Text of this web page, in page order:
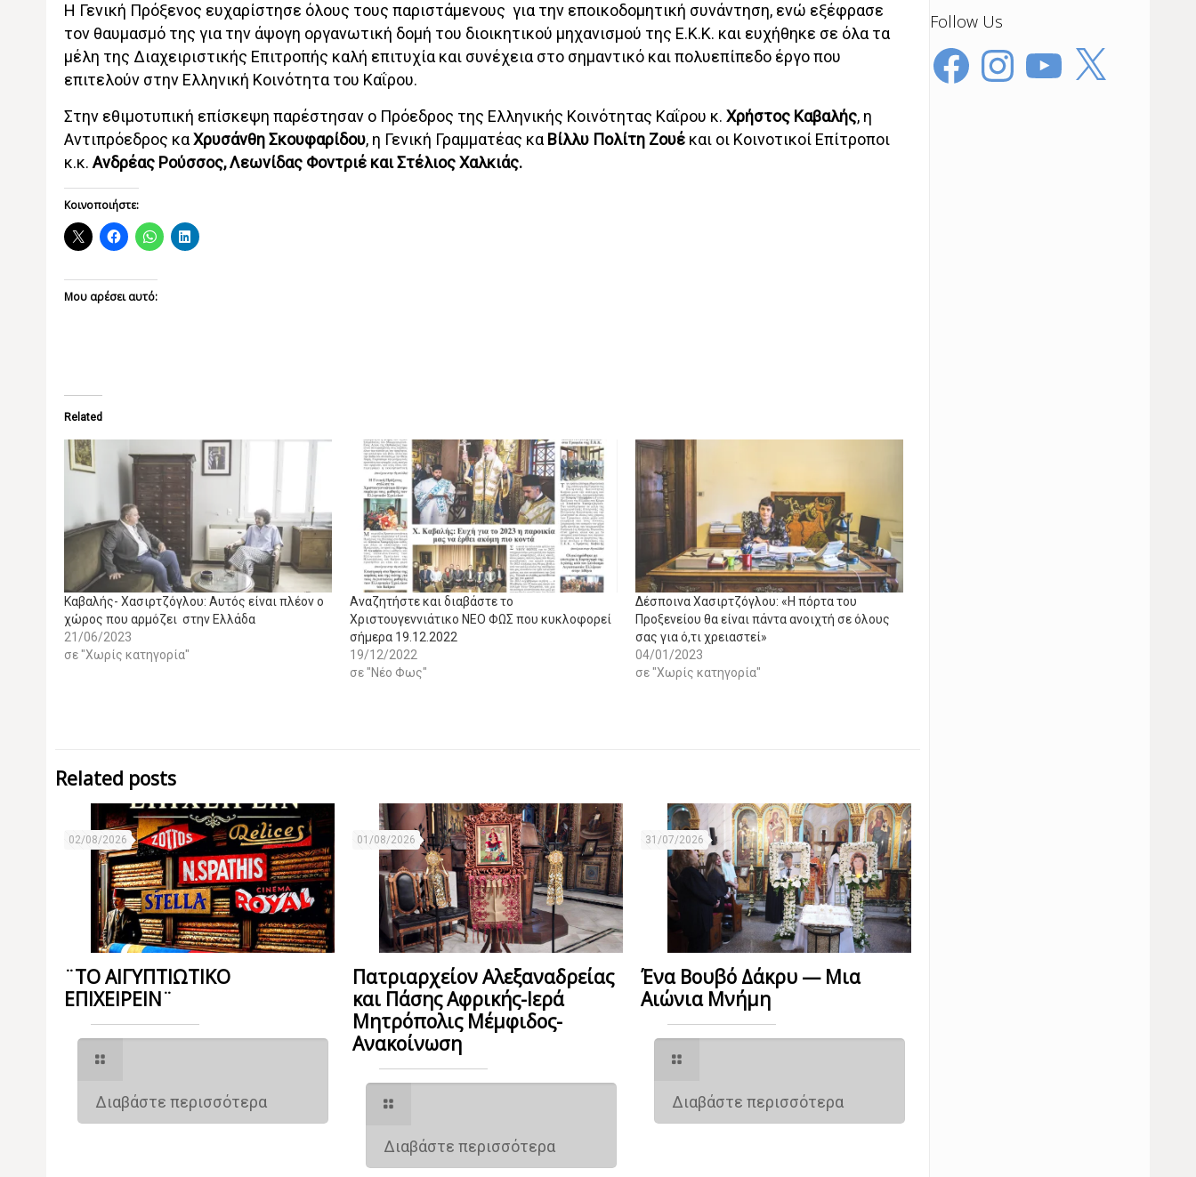
Η Γενική Πρόξενος ευχαρίστησε όλους τους παριστάμενους για την εποικοδομητική συνάντηση, ενώ εξέφρασε
τον θαυμασμό της για την άψογη οργανωτική δομή του διοικητικού μηχανισμού της Ε.Κ.Κ. και ευχήθηκε σε όλα τα
μέλη της Διαχειριστικής Επιτροπής καλή επιτυχία και συνέχεια στο σημαντικό και πολυεπίπεδο έργο που
επιτελούν στην Ελληνική Κοινότητα του Καΐρου.
Στην εθιμοτυπική επίσκεψη παρέστησαν ο Πρόεδρος της Ελληνικής Κοινότητας Καΐρου κ. Χρήστος Καβαλής, η
Αντιπρόεδρος καΧρυσάνθη Σκουφαρίδου, η Γενική Γραμματέας κα Βίλλυ Πολίτη Ζουέκαι οι Κοινοτικοί Επίτροποι
κ.κ. Ανδρέας Ρούσσος, Λεωνίδας Φοντριέ και Στέλιος Χαλκιάς.
Κοινοποιήστε:
Μου αρέσει αυτό:
Related
Καβαλής- Χασιρτζόγλου: Αυτός είναι πλέον ο
χώρος που αρμόζει στην Ελλάδα
21/06/2023
σε "Χωρίς κατηγορία"
Αναζητήστε και διαβάστε το
Χριστουγεννιάτικο ΝΕΟ ΦΩΣ που κυκλοφορεί
σήμερα 19.12.2022
19/12/2022
σε "Νέο Φως"
Δέσποινα Χασιρτζόγλου: «Η πόρτα του
Προξενείου θα είναι πάντα ανοιχτή σε όλους
σας για ό,τι χρειαστεί»
04/01/2023
σε "Χωρίς κατηγορία"
Related posts
02/08/2026
¨ΤΟ ΑΙΓΥΠΤΙΩΤΙΚΟ
ΕΠΙΧΕΙΡΕΙΝ¨
Διαβάστε περισσότερα
01/08/2026
Πατριαρχείον Αλεξαναδρείας
και Πάσης Αφρικής-Ιερά
Μητρόπολις Μέμφιδος-
Ανακοίνωση
Διαβάστε περισσότερα
31/07/2026
Ένα Βουβό Δάκρυ — Μια
Αιώνια Μνήμη
Διαβάστε περισσότερα
Follow Us
FacebookInstagramYouTube
X